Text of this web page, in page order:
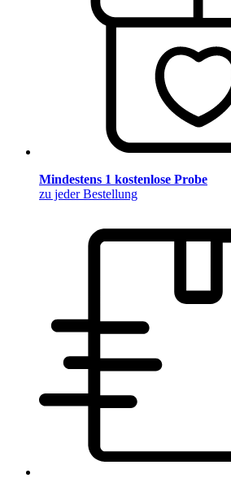
Mindestens 1 kostenlose Probe
zu jeder Bestellung